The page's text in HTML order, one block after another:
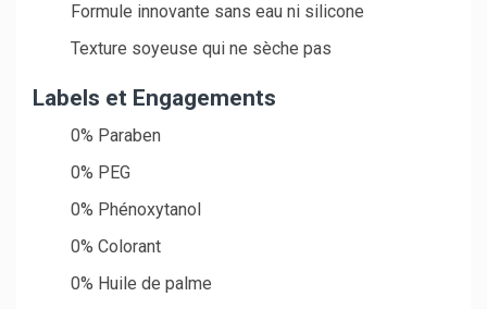
Formule innovante sans eau ni silicone
Texture soyeuse qui ne sèche pas
Labels et Engagements
0% Paraben
0% PEG
0% Phénoxytanol
0% Colorant
0% Huile de palme